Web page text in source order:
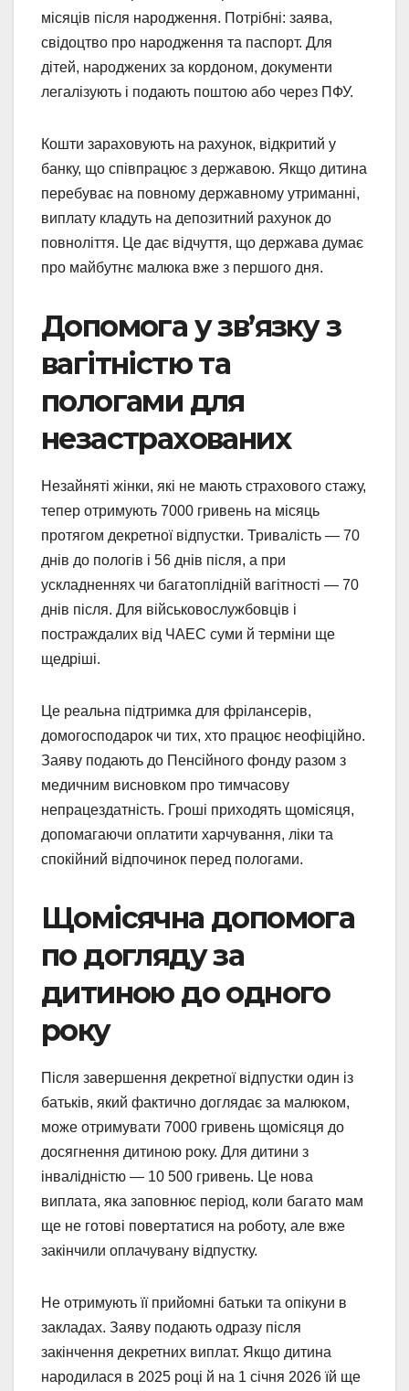
місяців після народження. Потрібні: заява,
свідоцтво про народження та паспорт. Для
дітей, народжених за кордоном, документи
легалізують і подають поштою або через ПФУ.
Кошти зараховують на рахунок, відкритий у
банку, що співпрацює з державою. Якщо дитина
перебуває на повному державному утриманні,
виплату кладуть на депозитний рахунок до
повноліття. Це дає відчуття, що держава думає
про майбутнє малюка вже з першого дня.
Допомога у зв’язку з
вагітністю та
пологами для
незастрахованих
Незайняті жінки, які не мають страхового стажу,
тепер отримують 7000 гривень на місяць
протягом декретної відпустки. Тривалість — 70
днів до пологів і 56 днів після, а при
ускладненнях чи багатоплідній вагітності — 70
днів після. Для військовослужбовців і
постраждалих від ЧАЕС суми й терміни ще
щедріші.
Це реальна підтримка для фрілансерів,
домогосподарок чи тих, хто працює неофіційно.
Заяву подають до Пенсійного фонду разом з
медичним висновком про тимчасову
непрацездатність. Гроші приходять щомісяця,
допомагаючи оплатити харчування, ліки та
спокійний відпочинок перед пологами.
Щомісячна допомога
по догляду за
дитиною до одного
року
Після завершення декретної відпустки один із
батьків, який фактично доглядає за малюком,
може отримувати 7000 гривень щомісяця до
досягнення дитиною року. Для дитини з
інвалідністю — 10 500 гривень. Це нова
виплата, яка заповнює період, коли багато мам
ще не готові повертатися на роботу, але вже
закінчили оплачувану відпустку.
Не отримують її прийомні батьки та опікуни в
закладах. Заяву подають одразу після
закінчення декретних виплат. Якщо дитина
народилася в 2025 році й на 1 січня 2026 їй ще